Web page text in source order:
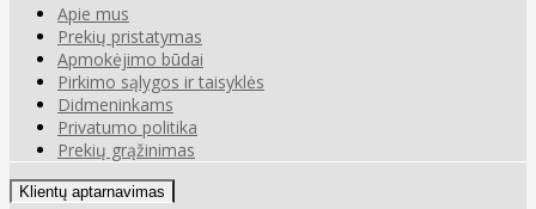
Apie mus
Prekių pristatymas
Apmokėjimo būdai
Pirkimo sąlygos ir taisyklės
Didmeninkams
Privatumo politika
Prekių grąžinimas
Klientų aptarnavimas